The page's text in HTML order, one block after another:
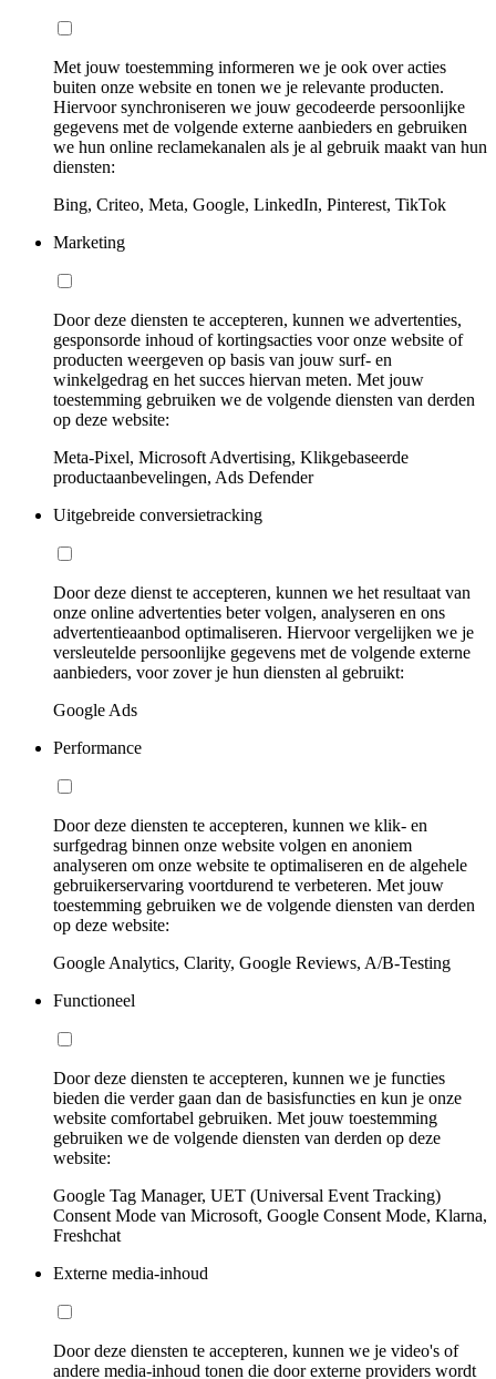
Met jouw toestemming informeren we je ook over acties
buiten onze website en tonen we je relevante producten.
Hiervoor synchroniseren we jouw gecodeerde persoonlijke
gegevens met de volgende externe aanbieders en gebruiken
we hun online reclamekanalen als je al gebruik maakt van hun
diensten:
Bing, Criteo, Meta, Google, LinkedIn, Pinterest, TikTok
Marketing
Door deze diensten te accepteren, kunnen we advertenties,
gesponsorde inhoud of kortingsacties voor onze website of
producten weergeven op basis van jouw surf- en
winkelgedrag en het succes hiervan meten. Met jouw
toestemming gebruiken we de volgende diensten van derden
op deze website:
Meta-Pixel, Microsoft Advertising, Klikgebaseerde
productaanbevelingen, Ads Defender
Uitgebreide conversietracking
Door deze dienst te accepteren, kunnen we het resultaat van
onze online advertenties beter volgen, analyseren en ons
advertentieaanbod optimaliseren. Hiervoor vergelijken we je
versleutelde persoonlijke gegevens met de volgende externe
aanbieders, voor zover je hun diensten al gebruikt:
Google Ads
Performance
Door deze diensten te accepteren, kunnen we klik- en
surfgedrag binnen onze website volgen en anoniem
analyseren om onze website te optimaliseren en de algehele
gebruikerservaring voortdurend te verbeteren. Met jouw
toestemming gebruiken we de volgende diensten van derden
op deze website:
Google Analytics, Clarity, Google Reviews, A/B-Testing
Functioneel
Door deze diensten te accepteren, kunnen we je functies
bieden die verder gaan dan de basisfuncties en kun je onze
website comfortabel gebruiken. Met jouw toestemming
gebruiken we de volgende diensten van derden op deze
website:
Google Tag Manager, UET (Universal Event Tracking)
Consent Mode van Microsoft, Google Consent Mode, Klarna,
Freshchat
Externe media-inhoud
Door deze diensten te accepteren, kunnen we je video's of
andere media-inhoud tonen die door externe providers wordt